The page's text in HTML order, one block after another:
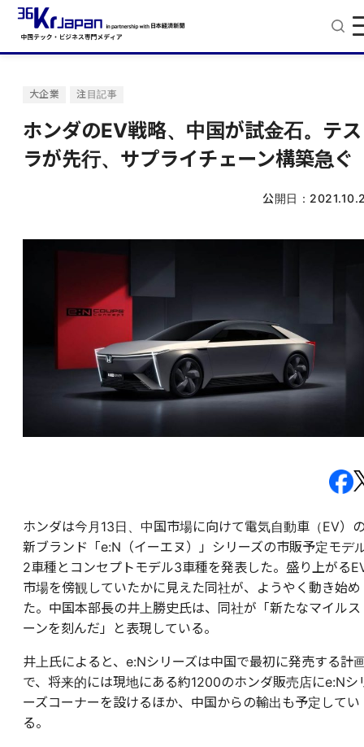
大企業 注目記事
ホンダのEV戦略、中国が試金石。テス
ラが先行、サプライチェーン構築急ぐ
公開日：
ホンダは今月13日、中国市場に向けて電気自動車（EV）
新ブランド「e:N（イーエヌ）」シリーズの市販予定モデ
2車種とコンセプトモデル3車種を発表した。盛り上がる
市場を傍観していたかに見えた同社が、ようやく動き始め
た。中国本部長の井上勝史氏は、同社が「新たなマイルス
ーンを刻んだ」と表現している。
井上氏によると、e:Nシリーズは中国で最初に発売する計
で、将来的には現地にある約1200のホンダ販売店にe:Nシ
ーズコーナーを設けるほか、中国からの輸出も予定してい
る。